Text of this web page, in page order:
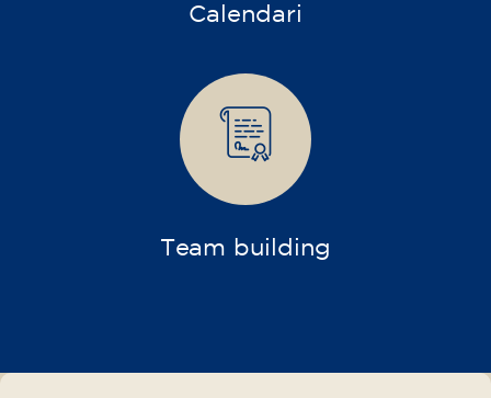
Calendari
Team building